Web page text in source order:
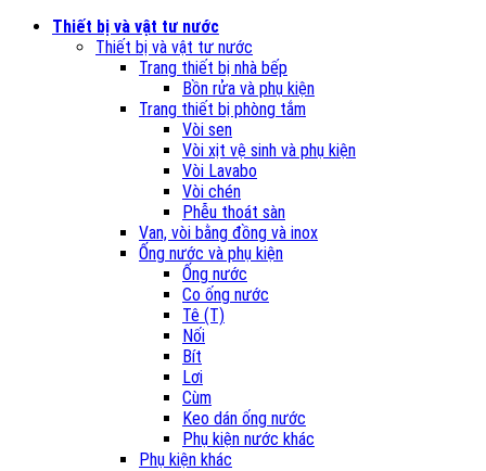
Thiết bị và vật tư nước
Thiết bị và vật tư nước
Trang thiết bị nhà bếp
Bồn rửa và phụ kiện
Trang thiết bị phòng tắm
Vòi sen
Vòi xịt vệ sinh và phụ kiện
Vòi Lavabo
Vòi chén
Phễu thoát sàn
Van, vòi bằng đồng và inox
Ống nước và phụ kiện
Ống nước
Co ống nước
Tê (T)
Nối
Bít
Lơi
Cùm
Keo dán ống nước
Phụ kiện nước khác
Phụ kiện khác